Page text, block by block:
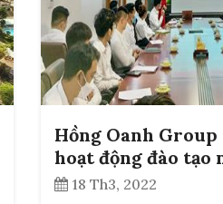
Hồng Oanh
hoạt động đào tạo
18 Th3, 2022